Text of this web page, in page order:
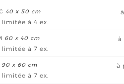
40 x 50 cm
à 4 ex.
60 x 40 cm à
à 7 ex.
90 x 60 cm à
à 7 ex.